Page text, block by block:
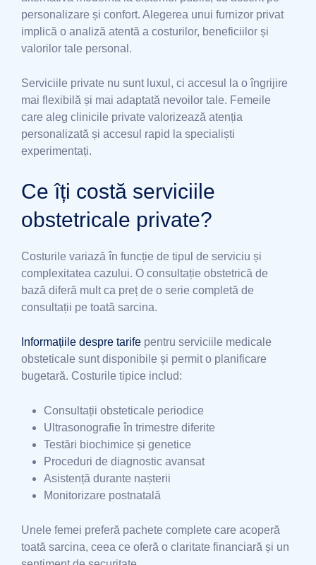
personalizare și confort. Alegerea unui furnizor privat
implică o analiză atentă a costurilor, beneficiilor și
valorilor tale personal.
Serviciile private nu sunt luxul, ci accesul la o îngrijire
mai flexibilă și mai adaptată nevoilor tale. Femeile
care aleg clinicile private valorizează atenția
personalizată și accesul rapid la specialiști
experimentați.
Ce îți costă serviciile
obstetricale private?
Costurile variază în funcție de tipul de serviciu și
complexitatea cazului. O consultație obstetrică de
bază diferă mult ca preț de o serie completă de
consultații pe toată sarcina.
Informațiile despre tarife pentru serviciile medicale
obsteticale sunt disponibile și permit o planificare
bugetară. Costurile tipice includ:
Consultații obsteticale periodice
Ultrasonografie în trimestre diferite
Testări biochimice și genetice
Proceduri de diagnostic avansat
Asistență durante nașterii
Monitorizare postnatală
Unele femei preferă pachete complete care acoperă
toată sarcina, ceea ce oferă o claritate financiară și un